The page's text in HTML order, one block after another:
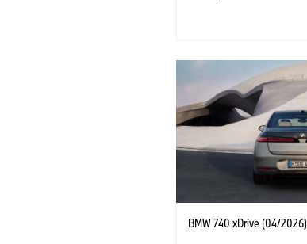
BMW 740 xDrive (04/2026)